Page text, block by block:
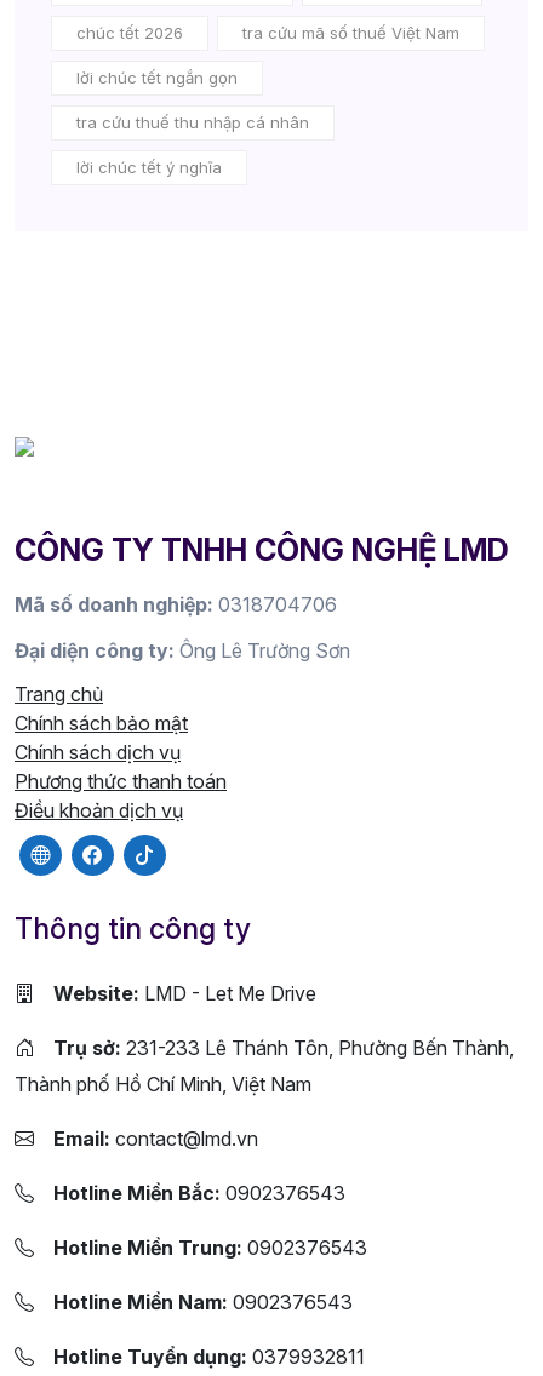
chúc tết 2026 tra cứu mã số thuế Việt Nam
lời chúc tết ngắn gọn
tra cứu thuế thu nhập cá nhân
lời chúc tết ý nghĩa
CÔNG TY TNHH CÔNG NGHỆ LMD
Mã số doanh nghiệp: 0318704706
Đại diện công ty: Ông Lê Trường Sơn
Trang chủ
Chính sách bảo mật
Chính sách dịch vụ
Phương thức thanh toán
Điều khoản dịch vụ
Thông tin công ty
Website: LMD - Let Me Drive
Trụ sở: 231-233 Lê Thánh Tôn, Phường Bến Thành,
Thành phố Hồ Chí Minh, Việt Nam
Email: contact@lmd.vn
Hotline Miền Bắc: 0902376543
Hotline Miền Trung: 0902376543
Hotline Miền Nam: 0902376543
Hotline Tuyển dụng: 0379932811